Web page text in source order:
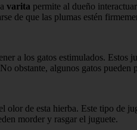
varita permite al dueño
de que las plumas estén
a los gatos estimulados. Estos
obstante, algunos gatos
olor de esta hierba. Este tipo de
morder y rasgar el juguete.